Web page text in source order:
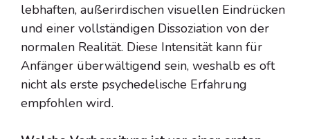
lebhaften, außerirdischen visuellen Eindrücken
und einer vollständigen Dissoziation von der
normalen Realität. Diese Intensität kann für
Anfänger überwältigend sein, weshalb es oft
nicht als erste psychedelische Erfahrung
empfohlen wird.